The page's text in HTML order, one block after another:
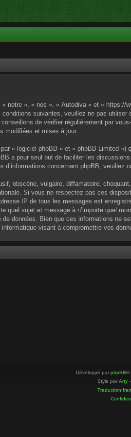
notre », « nos », « Autodiva » et «
conditions suivantes, veuillez ne pas
de vérifier régulièrement par
modifiées et mises à jour.
« logiciel phpBB » et « phpBB Limited
a pour seul but de faciliter les
d’informations concernant phpBB, veuillez
obscène, vulgaire, diffamatoire,
Si vous ne respectez pas ces
IP de tous les messages est
quel sujet et message à n’importe quel
données. Bien que ces informations ne
visant à compromettre vos
Développé par phpBB®
Style par Arty
Traduction